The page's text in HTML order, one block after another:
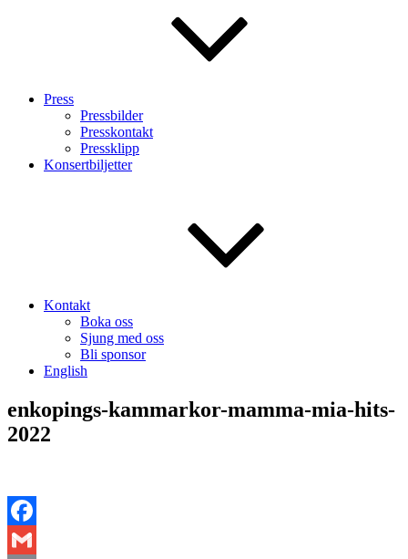
Press
Pressbilder
Presskontakt
Pressklipp
Konsertbiljetter
Kontakt
Boka oss
Sjung med oss
Bli sponsor
English
enkopings-kammarkor-mamma-mia-hits-
2022
Facebook